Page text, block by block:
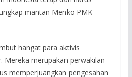
mantan Menko PMK
hangat para aktivis
Mereka merupakan perwakilan
memperjuangkan pengesahan